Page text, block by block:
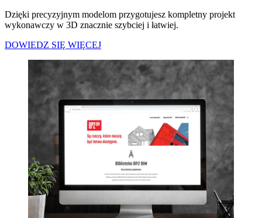
Dzięki precyzyjnym modelom przygotujesz kompletny projekt
wykonawczy w 3D znacznie szybciej i łatwiej.
DOWIEDZ SIĘ WIĘCEJ